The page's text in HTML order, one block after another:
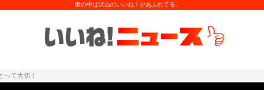
世の中は沢山のいいね！があふれてる。
て大切！